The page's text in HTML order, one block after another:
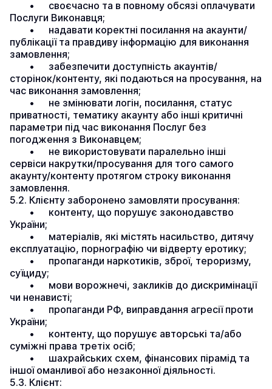
Послуги Виконавця;
публікації та правдиву інформацію для виконання
замовлення;
сторінок/контенту, які подаються на просування, на
час виконання замовлення;
приватності, тематику акаунту або інші критичні
параметри під час виконання Послуг без
погодження з Виконавцем;
сервіси накрутки/просування для того самого
акаунту/контенту протягом строку виконання
замовлення.
5.2. Клієнту заборонено замовляти просування:
України;
експлуатацію, порнографію чи відверту еротику;
суїциду;
чи ненависті;
України;
суміжні права третіх осіб;
іншої оманливої або незаконної діяльності.
5.3. Клієнт: